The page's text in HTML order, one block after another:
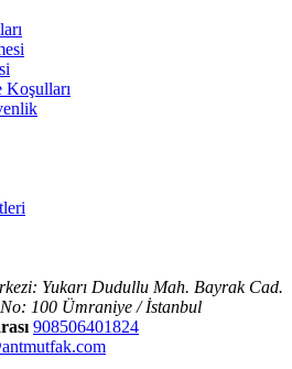
Koşulları
Yukarı Dudullu Mah. Bayrak Cad.
100 Ümraniye / İstanbul
908506401824